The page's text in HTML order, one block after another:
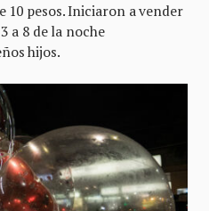
10 pesos. Iniciaron a vender
a 8 de la noche
hijos.